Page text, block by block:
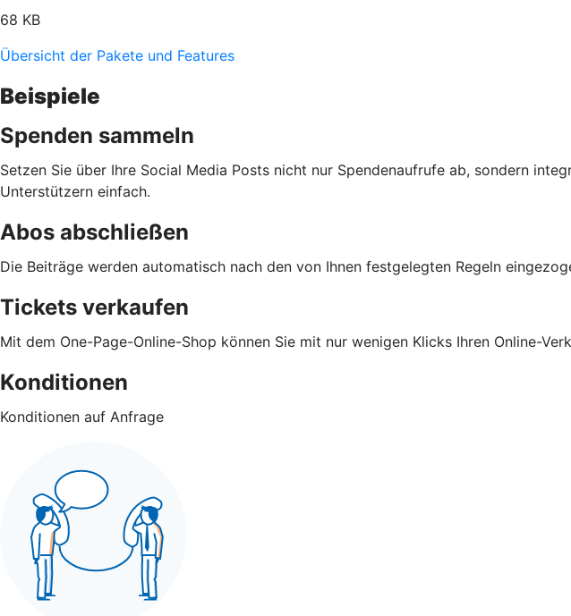
68 KB
Übersicht der Pakete und Features
Beispiele
Spenden sammeln
Setzen Sie über Ihre Social Media Posts nicht nur Spendenaufrufe ab, sondern
Unterstützern einfach.
Abos abschließen
Die Beiträge werden automatisch nach den von Ihnen festgelegten Regeln
Tickets verkaufen
Mit dem One-Page-Online-Shop können Sie mit nur wenigen Klicks Ihren Online-
Konditionen
Konditionen auf Anfrage